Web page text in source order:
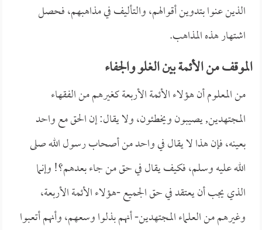
الذين عنوا بتدوين أقوالهم، والتأليف في مذاهبهم، فحصل
اشتهار هذه المذاهب.
الموقف من الأئمة بين الغلو والجفاء
من المعلوم أن هؤلاء الأئمة الأربعة كغيرهم من الفقهاء
المجتهدين, يصيبون ويخطئون، ولا يقال: إن الحق مع واحد
بعينه، فإن هذا لا يقال في واحد من أصحاب رسول الله صلى
الله عليه وسلم، فكيف يقال في حق من جاء بعدهم؟! وإنما
الذي يجب أن يعتقد في حق الجميع -هؤلاء الأئمة الأربعة،
وغيرهم من العلماء المجتهدين- أنهم بذلوا وسعهم، وأنهم أتعبوا